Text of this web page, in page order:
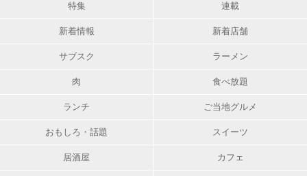
特集 連載
新着情報 新着店舗
サブスク ラーメン
肉 食べ放題
ランチ ご当地グルメ
おもしろ・話題 スイーツ
居酒屋 カフェ